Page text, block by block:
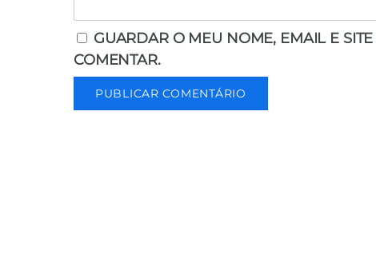
GUARDAR O MEU NOME, EMAIL E
COMENTAR.